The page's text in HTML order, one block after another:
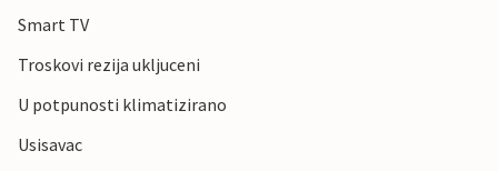
Smart TV
Troskovi rezija ukljuceni
U potpunosti klimatizirano
Usisavac